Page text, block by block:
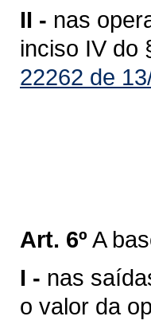
II - nas
inciso IV do
22262 de
Art. 6º A
I - nas
o valor da